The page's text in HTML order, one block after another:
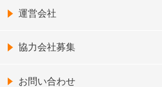
運営会社
協力会社募集
お問い合わせ